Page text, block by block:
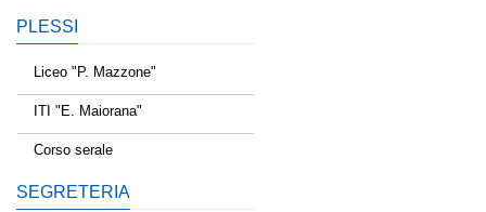
PLESSI
Liceo "P. Mazzone"
ITI "E. Maiorana"
Corso serale
SEGRETERIA